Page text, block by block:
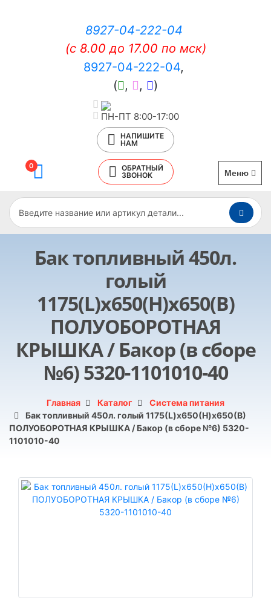
8927-04-222-04
(c 8.00 до 17.00 по мск)
8927-04-222-04,
(
, , )
ПН-ПТ 8:00-17:00
НАПИШИТЕ
НАМ
0
ОБРАТНЫЙ
ЗВОНОК
Меню
Бак топливный 450л.
голый
1175(L)х650(H)х650(B)
ПОЛУОБОРОТНАЯ
КРЫШКА / Бакор (в сборе
№6) 5320-1101010-40
Главная Каталог
Система питания
Бак топливный 450л. голый 1175(L)х650(H)х650(B)
ПОЛУОБОРОТНАЯ КРЫШКА / Бакор (в сборе №6) 5320-
1101010-40